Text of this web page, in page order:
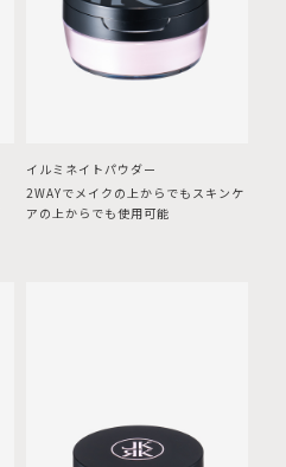
イルミネイトパウダー
2WAYでメイクの上からでもスキンケ
アの上からでも使用可能